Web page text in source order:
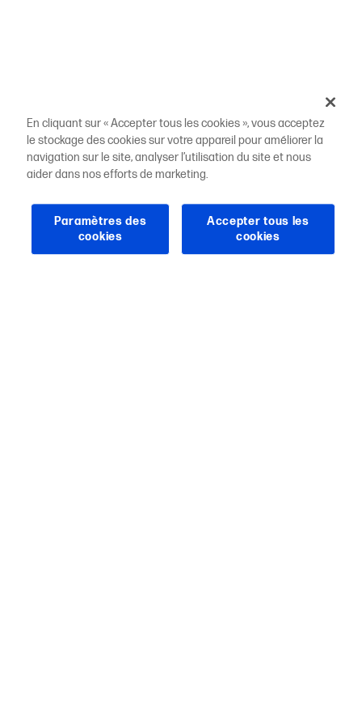
En cliquant sur « Accepter tous les cookies », vous acceptez
le stockage des cookies sur votre appareil pour améliorer la
navigation sur le site, analyser l’utilisation du site et nous
aider dans nos efforts de marketing.
Paramètres des
cookies
Accepter tous les
cookies